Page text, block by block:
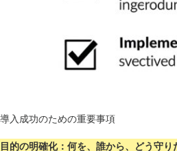
導入成功のための重要事項
目的の明確化：何を、誰から、どう守り